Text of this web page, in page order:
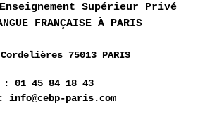
Supérieur Privé
FRANÇAISE À PARIS
Cordelières 75013 PARIS
: 01 45 84 18 43
info@cebp-paris.com